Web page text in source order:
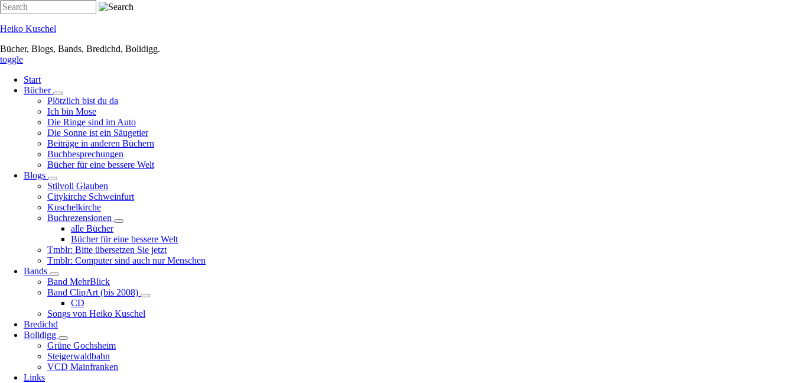
Direkt
zum
Inhalt
Search
Heiko Kuschel
Bücher, Blogs, Bands, Bredichd, Bolidigg.
toggle
Start
Bücher
Unternavigation
von
Bücher
Plötzlich bist du da
Ich bin Mose
Die Ringe sind im Auto
Die Sonne ist ein Säugetier
Beiträge in anderen Büchern
Buchbesprechungen
Bücher für eine bessere Welt
Blogs
Unternavigation
von
Blogs
Stilvoll Glauben
Citykirche Schweinfurt
Kuschelkirche
Buchrezensionen
Unternavigation
von
Buchrezensionen
alle Bücher
Bücher für eine bessere Welt
Tmblr: Bitte übersetzen Sie jetzt
Tmblr: Computer sind auch nur Menschen
Bands
Unternavigation
von
Bands
Band MehrBlick
Band ClipArt (bis 2008)
Unternavigation
CD
Songs von Heiko Kuschel
Bredichd
Bolidigg
Unternavigation
von
Bolidigg
Grüne Gochsheim
Steigerwaldbahn
VCD Mainfranken
Links